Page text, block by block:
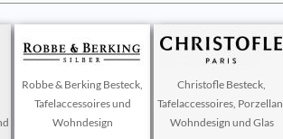
Robbe & Berking Besteck,
Tafelaccessoires und
Wohndesign
Christofle Besteck,
Tafelaccessoires, Porzellan,
Wohndesign und Glas